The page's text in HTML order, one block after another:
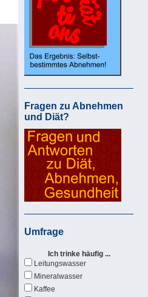
Fragen zu Abnehmen
und Diät?
Umfrage
Ich trinke häufig ...
Leitungswasser
Mineralwasser
Kaffee